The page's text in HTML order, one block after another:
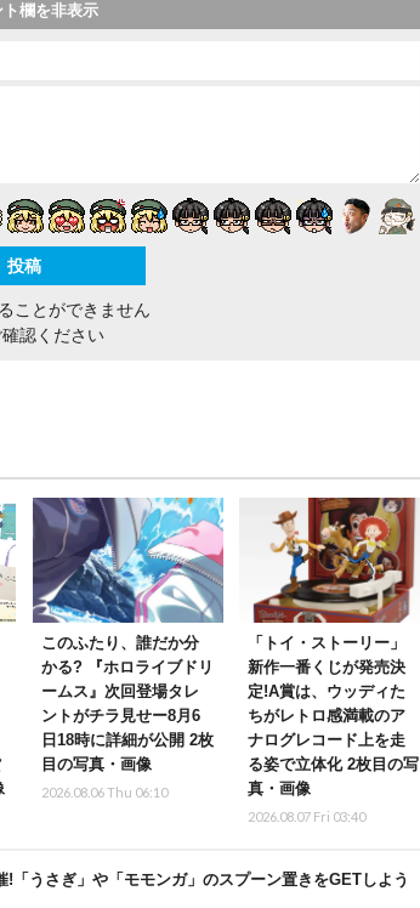
ト欄を非表示
ことができません
認ください
このふたり、誰だか分
かる? 『ホロライブドリ
ームス』次回登場タレ
ントがチラ見せー8月6
日18時に詳細が公開 2枚
目の写真・画像
2026.08.06 Thu 06:10
「トイ・ストーリー」
新作一番くじが発売決
定!A賞は、ウッディた
ちがレトロ感満載のア
ナログレコード上を走
る姿で立体化 2枚目の写
真・画像
2026.08.07 Fri 03:40
「うさぎ」や「モモンガ」のスプーン置きをGETしよう